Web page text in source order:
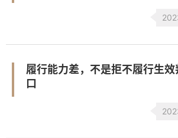
履行能力差，不是拒不履行生
口